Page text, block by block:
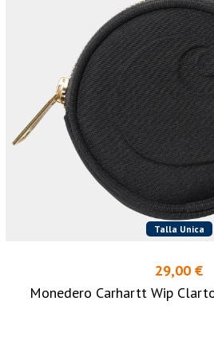
Talla Unica
29,00 €
Monedero Carhartt Wip